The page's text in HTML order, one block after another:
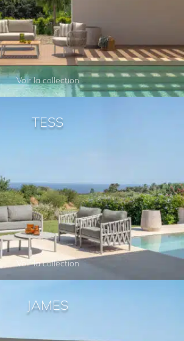
Voir la collection
TESS
Voir la collection
JAMES